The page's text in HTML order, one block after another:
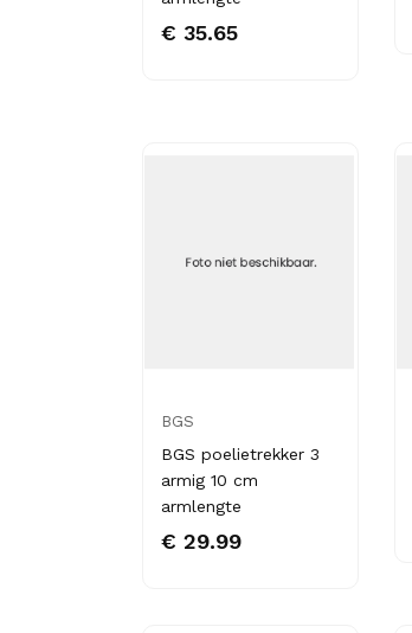
€ 35.65
BGS
BGS poelietrekker 3
armig 10 cm
armlengte
€ 29.99